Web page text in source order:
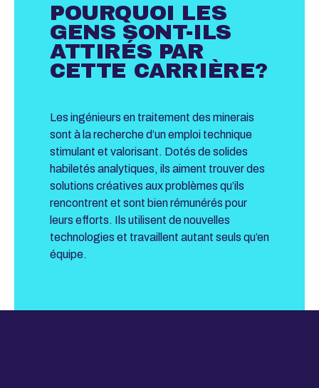
POURQUOI LES
GENS SONT-ILS
ATTIRÉS PAR
CETTE CARRIÈRE?
Les ingénieurs en traitement des minerais
sont à la recherche d’un emploi technique
stimulant et valorisant. Dotés de solides
habiletés analytiques, ils aiment trouver des
solutions créatives aux problèmes qu’ils
rencontrent et sont bien rémunérés pour
leurs efforts. Ils utilisent de nouvelles
technologies et travaillent autant seuls qu’en
équipe.